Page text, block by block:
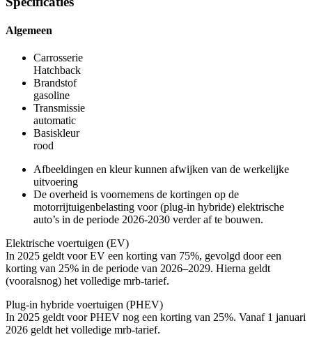
Algemeen
Carrosserie
Hatchback
Brandstof
gasoline
Transmissie
automatic
Basiskleur
rood
Afbeeldingen en kleur kunnen afwijken van de werkelijke
uitvoering
De overheid is voornemens de kortingen op de
motorrijtuigenbelasting voor (plug-in hybride) elektrische
auto’s in de periode 2026-2030 verder af te bouwen.
Elektrische voertuigen (EV)
In 2025 geldt voor EV een korting van 75%, gevolgd door een
korting van 25% in de periode van 2026–2029. Hierna geldt
(vooralsnog) het volledige mrb-tarief.
Plug-in hybride voertuigen (PHEV)
In 2025 geldt voor PHEV nog een korting van 25%. Vanaf 1 januari
2026 geldt het volledige mrb-tarief.